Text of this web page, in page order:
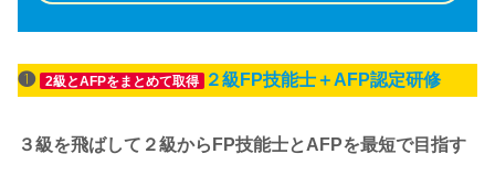
❶ 2級とAFPをまとめて取得 ２級FP技能士＋AFP認定研修
３級を飛ばして２級からFP技能士とAFPを最短で目指す